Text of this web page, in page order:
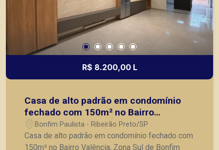
R$ 8.200,00 L
Casa de alto padrão em condomínio
fechado com 150m² no Bairro
Valência, Zona Sul de Bonfim
Paulista/SP:
Bonfim Paulista - Ribeirão Preto/SP
Casa de alto padrão em condomínio fechado com
150m² no Bairro Valência, Zona Sul de Bonfim